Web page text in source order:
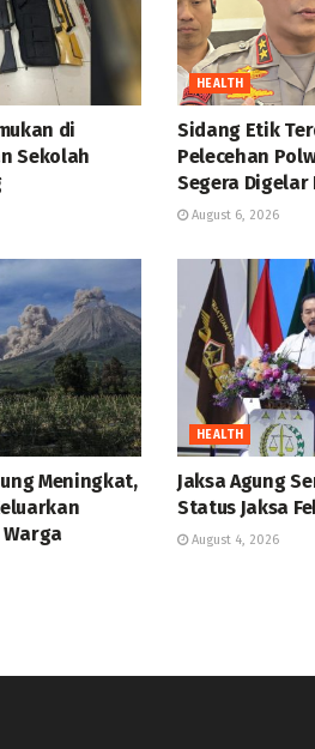
di
Sekolah
HEALTH
Sidang Etik
Pelecehan
Segera Digelar
August 6, 2026
Meningkat,
HEALTH
Jaksa Agung
Status Jaksa
August 4, 2026